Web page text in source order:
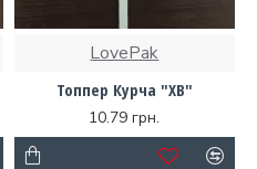
LovePak
Топпер Курча "ХВ"
10.79 грн.